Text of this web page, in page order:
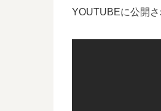
YOUTUBEに公開